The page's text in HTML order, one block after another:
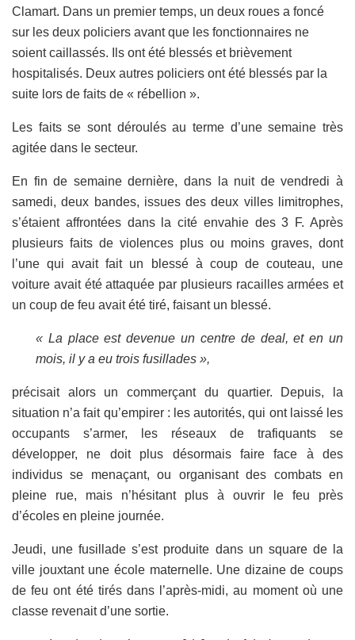
Clamart. Dans un premier temps, un deux roues a foncé
sur les deux policiers avant que les fonctionnaires ne
soient caillassés. Ils ont été blessés et brièvement
hospitalisés. Deux autres policiers ont été blessés par la
suite lors de faits de « rébellion ».
Les faits se sont déroulés au terme d’une semaine très
agitée dans le secteur.
En fin de semaine dernière, dans la nuit de vendredi à
samedi, deux bandes, issues des deux villes limitrophes,
s’étaient affrontées dans la cité envahie des 3 F. Après
plusieurs faits de violences plus ou moins graves, dont
l’une qui avait fait un blessé à coup de couteau, une
voiture avait été attaquée par plusieurs racailles armées et
un coup de feu avait été tiré, faisant un blessé.
« La place est devenue un centre de deal, et en un
mois, il y a eu trois fusillades »,
précisait alors un commerçant du quartier. Depuis, la
situation n’a fait qu’empirer : les autorités, qui ont laissé les
occupants s’armer, les réseaux de trafiquants se
développer, ne doit plus désormais faire face à des
individus se menaçant, ou organisant des combats en
pleine rue, mais n’hésitant plus à ouvrir le feu près
d’écoles en pleine journée.
Jeudi, une fusillade s’est produite dans un square de la
ville jouxtant une école maternelle. Une dizaine de coups
de feu ont été tirés dans l’après-midi, au moment où une
classe revenait d’une sortie.